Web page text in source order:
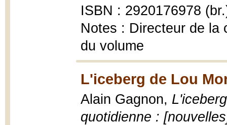
ISBN : 2920176978
Notes : Directeur de la
du volume
L'iceberg de Lou
Alain Gagnon,
quotidienne :